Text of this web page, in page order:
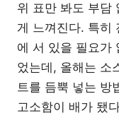
위 표만 봐도 부담
게 느껴진다. 특히
에 서 있을 필요가
었는데, 올해는 소
트를 듬뿍 넣는 방
고소함이 배가 됐